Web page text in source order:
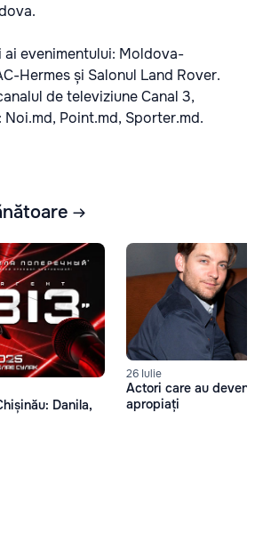
ai evenimentului: Moldova-
Hermes și Salonul Land Rover.
de televiziune Canal 3,
Point.md, Sporter.md.
Danila,
26 Iulie
Actori care au devenit
apropiați